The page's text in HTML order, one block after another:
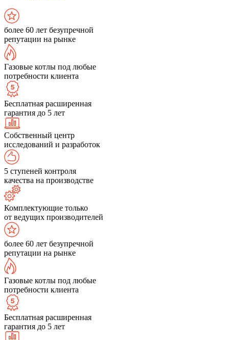
более 60 лет безупречной
репутации на рынке
Газовые котлы под любые
потребности клиента
Бесплатная расширенная
гарантия до 5 лет
Собственный центр
исследований и разработок
5 ступеней контроля
качества на производстве
Комплектующие только
от ведущих производителей
более 60 лет безупречной
репутации на рынке
Газовые котлы под любые
потребности клиента
Бесплатная расширенная
гарантия до 5 лет